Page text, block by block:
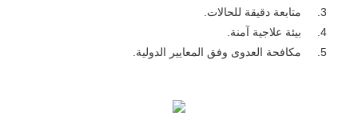
متابعة دقيقة للحالات.
بيئة علاجية آمنة.
مكافحة العدوى وفق المعايير الدولية.